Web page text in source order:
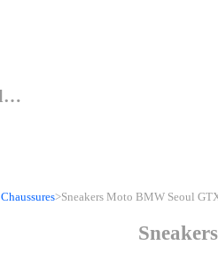
>Sneakers Moto BMW Seoul